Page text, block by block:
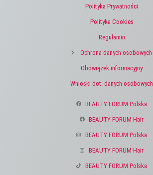
Polityka Prywatności
Polityka Cookies
Regulamin
Ochrona danych osobowych
Obowiązek informacyjny
Wnioski dot. danych osobowych
BEAUTY FORUM Polska
BEAUTY FORUM Hair
BEAUTY FORUM Polska
BEAUTY FORUM Hair
BEAUTY FORUM Polska